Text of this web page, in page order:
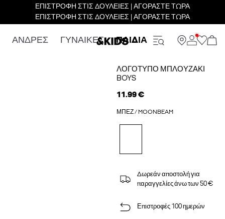
ΕΠΙΣΤΡΟΦΗ ΣΤΙΣ ΔΟΥΛΕΙΕΣ | ΑΓΟΡΑΣΤΕ ΤΩΡΑ
ΕΠΙΣΤΡΟΦΗ ΣΤΙΣ ΔΟΥΛΕΙΕΣ | ΑΓΟΡΑΣΤΕ ΤΩΡΑ
ΑΝΔΡΕΣ ΓΥΝΑΙΚΕΣ ΠΑΙΔΙΑ
ΛΟΓΌΤΥΠΟ ΜΠΛΟΥΖΆΚΙ
BOYS
11.99 €
ΜΠΕΖ / MOONBEAM
Δωρεάν αποστολή για
παραγγελίες άνω των 50 €
Επιστροφές 100 ημερών